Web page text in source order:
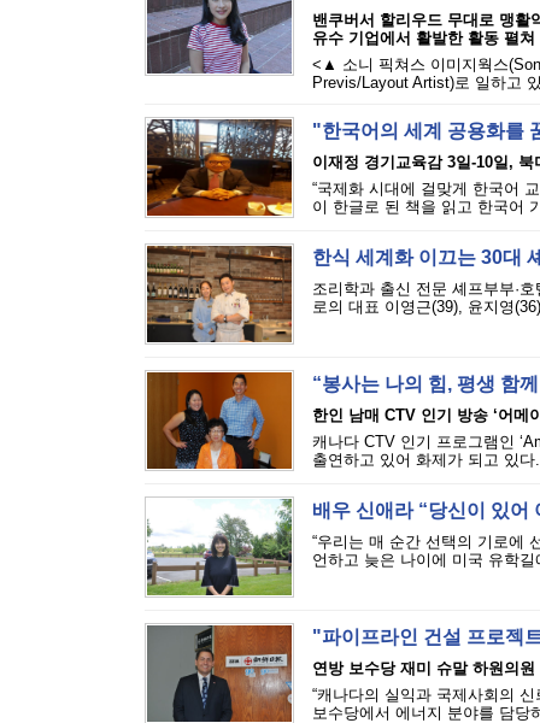
밴쿠버서 할리우드 무대로 맹활
유수 기업에서 활발한 활동 펼쳐
<▲ 소니 픽쳐스 이미지웍스
Previs/Layout Artist)로 일하고
"한국어의 세계 공용화를
이재정 경기교육감 3일-10일,
“국제화 시대에 걸맞게 한국어
이 한글로 된 책을 읽고 한국어
한식 세계화 이끄는 30대
조리학과 출신 전문 셰프부부·
로의 대표 이영근(39), 윤지영
“봉사는 나의 힘, 평생 함
한인 남매 CTV 인기 방송 ‘어메
캐나다 CTV 인기 프로그램인
출연하고 있어 화제가 되고 있
배우 신애라 “당신이 있
“우리는 매 순간 선택의 기로에
언하고 늦은 나이에 미국 유학
"파이프라인 건설 프로젝
연방 보수당 재미 슈말 하원의원
“캐나다의 실익과 국제사회의
보수당에서 에너지 분야를 담당